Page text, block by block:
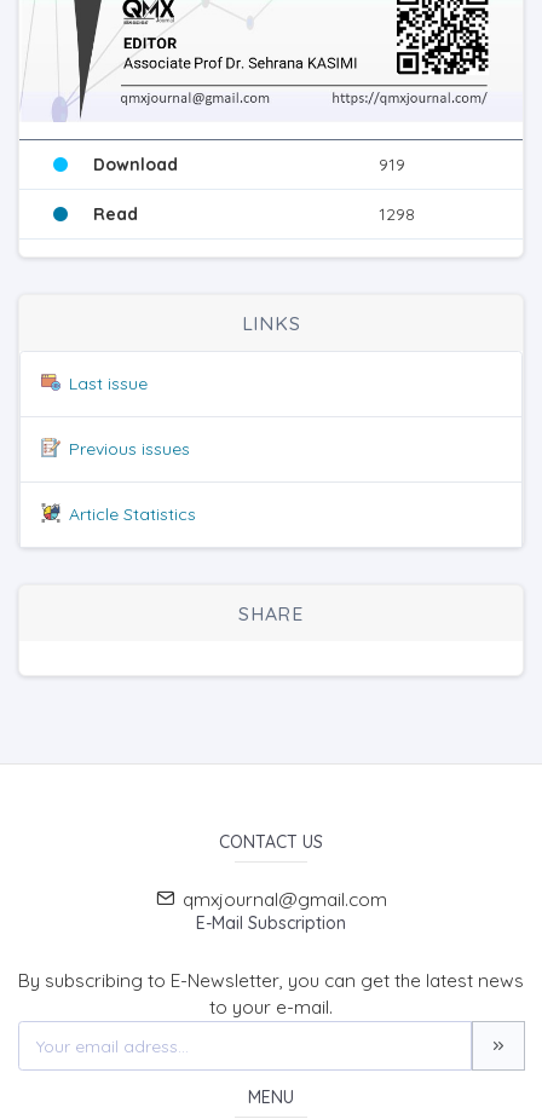
Download 919
Read 1298
LINKS
Last issue
Previous issues
Article Statistics
SHARE
CONTACT US
qmxjournal@gmail.com
E-Mail Subscription
By subscribing to E-Newsletter, you can get the latest news
to your e-mail.
MENU